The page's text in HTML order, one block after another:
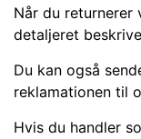
Når du returnerer
detaljeret
Du kan også
reklamationen til
Hvis du handler